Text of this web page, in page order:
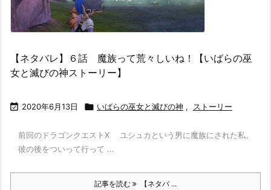
【ネタバレ】６話 魔族って荒々しいね！【いばらの巫
女と滅びの神ストーリー】
 2020年6月13日  いばらの巫女と滅びの神 , ストーリー
前回のドラゴンクエストX ユシュカという男に魔族にされた私。
彼の後をついって行って ...
記事を読む 【ネタバ ...